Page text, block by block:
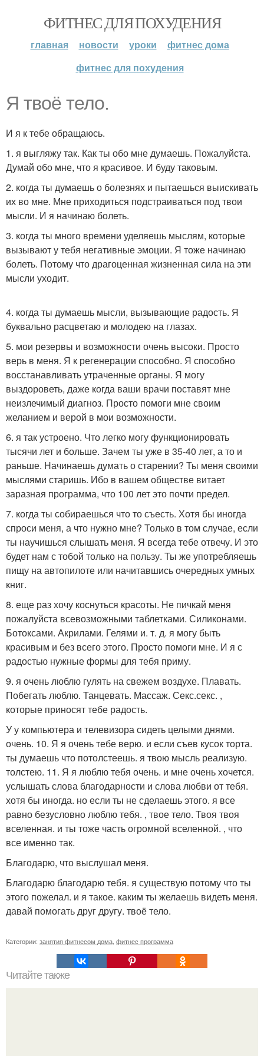
ФИТНЕС ДЛЯ ПОХУДЕНИЯ
главная новости уроки
фитнес дома
фитнес для похудения
Я твоё тело.
И я к тебе обращаюсь.
1. я выгляжу так. Как ты обо мне думаешь. Пожалуйста.
Думай обо мне, что я красивое. И буду таковым.
2. когда ты думаешь о болезнях и пытаешься выискивать
их во мне. Мне приходиться подстраиваться под твои
мысли. И я начинаю болеть.
3. когда ты много времени уделяешь мыслям, которые
вызывают у тебя негативные эмоции. Я тоже начинаю
болеть. Потому что драгоценная жизненная сила на эти
мысли уходит.
4. когда ты думаешь мысли, вызывающие радость. Я
буквально расцветаю и молодею на глазах.
5. мои резервы и возможности очень высоки. Просто
верь в меня. Я к регенерации способно. Я способно
восстанавливать утраченные органы. Я могу
выздороветь, даже когда ваши врачи поставят мне
неизлечимый диагноз. Просто помоги мне своим
желанием и верой в мои возможности.
6. я так устроено. Что легко могу функционировать
тысячи лет и больше. Зачем ты уже в 35-40 лет, а то и
раньше. Начинаешь думать о старении? Ты меня своими
мыслями старишь. Ибо в вашем обществе витает
заразная программа, что 100 лет это почти предел.
7. когда ты собираешься что то съесть. Хотя бы иногда
спроси меня, а что нужно мне? Только в том случае, если
ты научишься слышать меня. Я всегда тебе отвечу. И это
будет нам с тобой только на пользу. Ты же употребляешь
пищу на автопилоте или начитавшись очередных умных
книг.
8. еще раз хочу коснуться красоты. Не пичкай меня
пожалуйста всевозможными таблетками. Силиконами.
Ботоксами. Акрилами. Гелями и. т. д. я могу быть
красивым и без всего этого. Просто помоги мне. И я с
радостью нужные формы для тебя приму.
9. я очень люблю гулять на свежем воздухе. Плавать.
Побегать люблю. Танцевать. Массаж. Секс.секс. ,
которые приносят тебе радость.
У у компьютера и телевизора сидеть целыми днями.
очень. 10. Я я очень тебе верю. и если съев кусок торта.
ты думаешь что потолстеешь. я твою мысль реализую.
толстею. 11. Я я люблю тебя очень. и мне очень хочется.
услышать слова благодарности и слова любви от тебя.
хотя бы иногда. но если ты не сделаешь этого. я все
равно безусловно люблю тебя. , твое тело. Твоя твоя
вселенная. и ты тоже часть огромной вселенной. , что
все именно так.
Благодарю, что выслушал меня.
Благодарю благодарю тебя. я существую потому что ты
этого пожелал. и я такое. каким ты желаешь видеть меня.
давай помогать друг другу. твоё тело.
Категории: занятия фитнесом дома фитнес программа
Читайте также